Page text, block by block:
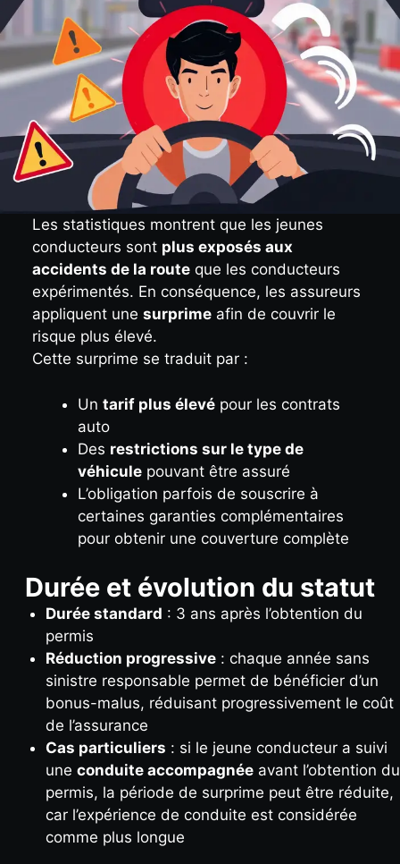
Les statistiques montrent que les jeunes
conducteurs sont plus exposés aux
accidents de la routeque les conducteurs
expérimentés. En conséquence, les assureurs
appliquent une surprimeafin de couvrir le
risque plus élevé.
Cette surprime se traduit par :
Un tarif plus élevépour les contrats
auto
Des restrictions sur le type de
véhiculepouvant être assuré
L’obligation parfois de souscrire à
certaines garanties complémentaires
pour obtenir une couverture complète
Durée et évolution du statut
Durée standard : 3 ans après l’obtention du
permis
Réduction progressive : chaque année sans
sinistre responsable permet de bénéficier d’un
bonus-malus, réduisant progressivement le coût
de l’assurance
Cas particuliers : si le jeune conducteur a suivi
une conduite accompagnée avant l’obtention du
permis, la période de surprime peut être réduite,
car l’expérience de conduite est considérée
comme plus longue